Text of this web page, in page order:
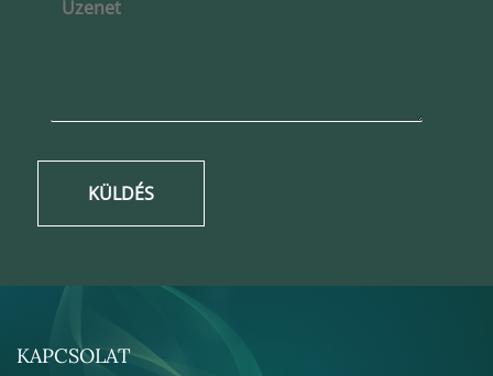
KÜLDÉS
KAPCSOLAT